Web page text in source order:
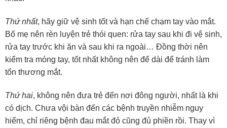
Thứ nhất, hãy giữ vệ sinh tốt và hạn chế chạm tay vào mắt.
Bố mẹ nên rèn luyện trẻ thói quen: rửa tay sau khi đi vệ sinh,
rửa tay trước khi ăn và sau khi ra ngoài… Đồng thời nên
kiểm tra móng tay, tốt nhất không nên để dài để tránh làm
tổn thương mắt.
Thứ hai, không nên đưa trẻ đến nơi đông người, nhất là khi
có dịch. Chưa vội bàn đến các bệnh truyền nhiễm nguy
hiểm, chỉ riêng bệnh đau mắt đỏ cũng đủ phiền rồi. Thay vì